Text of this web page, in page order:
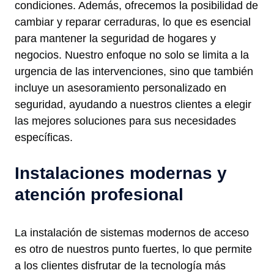
condiciones. Además, ofrecemos la posibilidad de
cambiar y reparar cerraduras, lo que es esencial
para mantener la seguridad de hogares y
negocios. Nuestro enfoque no solo se limita a la
urgencia de las intervenciones, sino que también
incluye un asesoramiento personalizado en
seguridad, ayudando a nuestros clientes a elegir
las mejores soluciones para sus necesidades
específicas.
Instalaciones modernas y
atención profesional
La instalación de sistemas modernos de acceso
es otro de nuestros punto fuertes, lo que permite
a los clientes disfrutar de la tecnología más